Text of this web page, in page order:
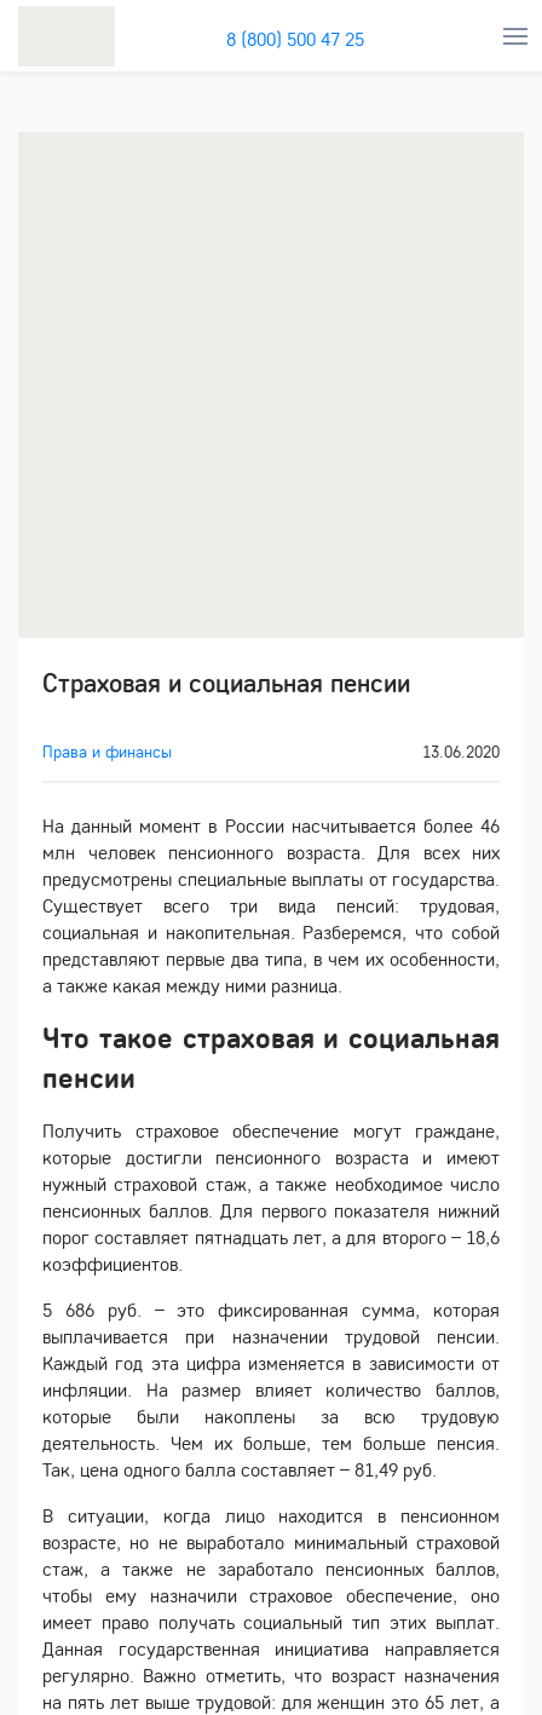
8 (800) 500 47 25
Страховая и социальная пенсии
Права и финансы 13.06.2020
На данный момент в России насчитывается более 46
млн человек пенсионного возраста. Для всех них
предусмотрены специальные выплаты от государства.
Существует всего три вида пенсий: трудовая,
социальная и накопительная. Разберемся, что собой
представляют первые два типа, в чем их особенности,
а также какая между ними разница.
Что такое страховая и социальная
пенсии
Получить страховое обеспечение могут граждане,
которые достигли пенсионного возраста и имеют
нужный страховой стаж, а также необходимое число
пенсионных баллов. Для первого показателя нижний
порог составляет пятнадцать лет, а для второго – 18,6
коэффициентов.
5 686 руб. – это фиксированная сумма, которая
выплачивается при назначении трудовой пенсии.
Каждый год эта цифра изменяется в зависимости от
инфляции. На размер влияет количество баллов,
которые были накоплены за всю трудовую
деятельность. Чем их больше, тем больше пенсия.
Так, цена одного балла составляет – 81,49 руб.
В ситуации, когда лицо находится в пенсионном
возрасте, но не выработало минимальный страховой
стаж, а также не заработало пенсионных баллов,
чтобы ему назначили страховое обеспечение, оно
имеет право получать социальный тип этих выплат.
Данная государственная инициатива направляется
регулярно. Важно отметить, что возраст назначения
на пять лет выше трудовой: для женщин это 65 лет, а